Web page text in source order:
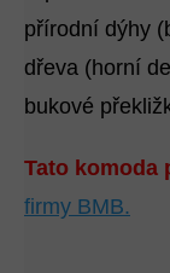
přírodní dýhy
dřeva (horní
bukové
Tato komoda
firmy BMB.